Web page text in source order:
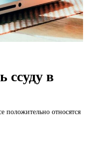
ссуду в